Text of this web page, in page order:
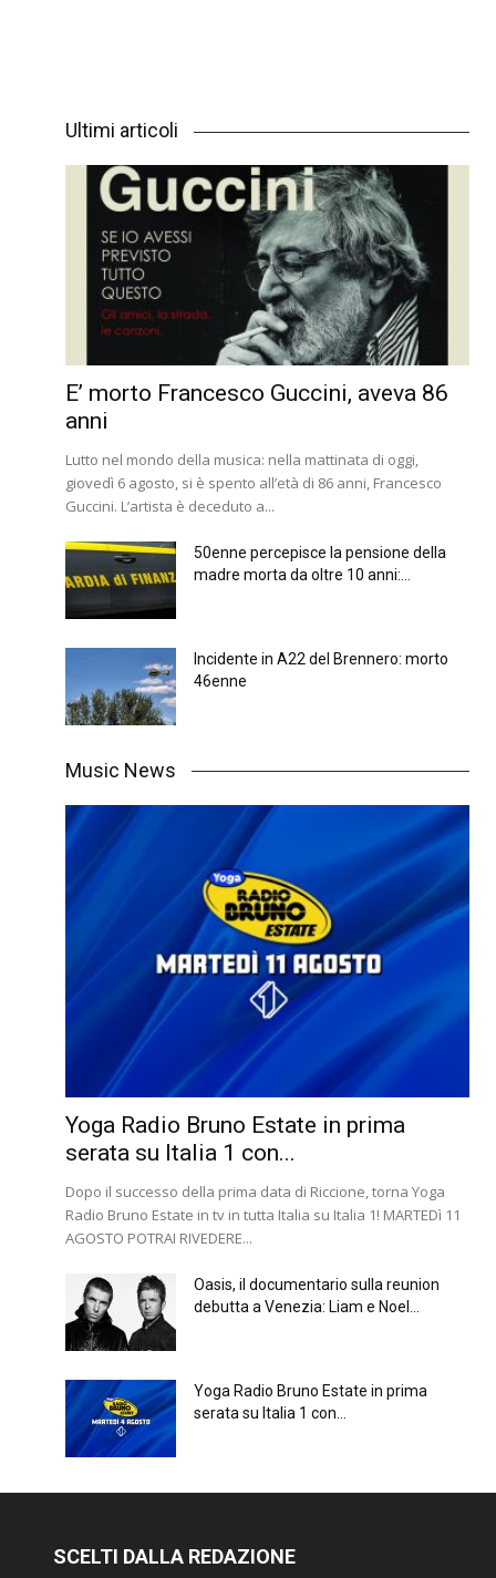
Ultimi articoli
E’ morto Francesco Guccini, aveva 86
anni
Lutto nel mondo della musica: nella mattinata di oggi,
giovedì 6 agosto, si è spento all’età di 86 anni, Francesco
Guccini. L’artista è deceduto a...
50enne percepisce la pensione della
madre morta da oltre 10 anni:...
Incidente in A22 del Brennero: morto
46enne
Music News
Yoga Radio Bruno Estate in prima
serata su Italia 1 con...
Dopo il successo della prima data di Riccione, torna Yoga
Radio Bruno Estate in tv in tutta Italia su Italia 1! MARTEDì 11
AGOSTO POTRAI RIVEDERE...
Oasis, il documentario sulla reunion
debutta a Venezia: Liam e Noel...
Yoga Radio Bruno Estate in prima
serata su Italia 1 con...
SCELTI DALLA REDAZIONE